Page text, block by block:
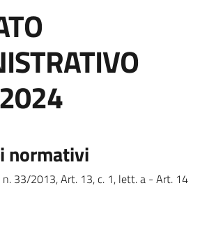
normativi
n. 33/2013, Art. 13, c. 1, lett. a - Art. 14